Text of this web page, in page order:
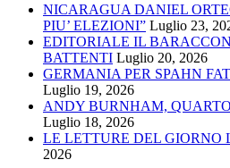
NICARAGUA DANIEL
PIU’ ELEZIONI” Luglio 23,
EDITORIALE IL
BATTENTI Luglio 20, 2026
GERMANIA PER SPAHN
Luglio 19, 2026
ANDY BURNHAM,
Luglio 18, 2026
LE LETTURE DEL GIORNO
2026